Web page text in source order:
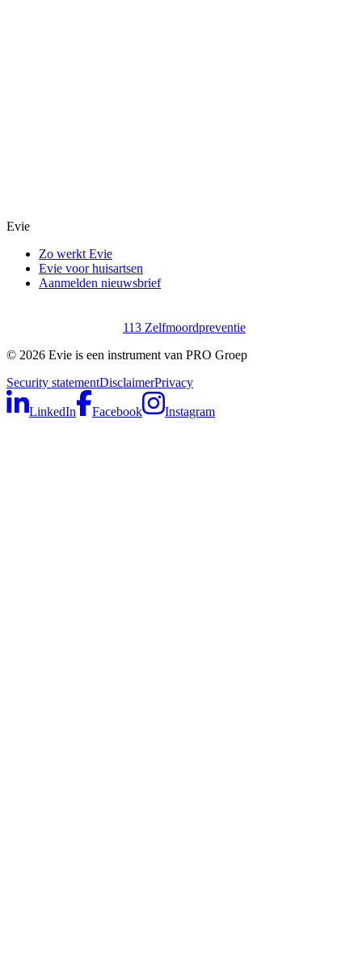
Evie
Zo werkt Evie
Evie voor huisartsen
Aanmelden nieuwsbrief
113 Zelfmoordpreventie
© 2026 Evie is een instrument van PRO Groep
Security statementDisclaimerPrivacy
LinkedIn Facebook Instagram